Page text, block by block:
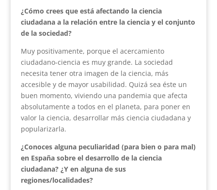
¿Cómo crees que está afectando la ciencia
ciudadana a la relación entre la ciencia y el conjunto
de la sociedad?
Muy positivamente, porque el acercamiento
ciudadano-ciencia es muy grande. La sociedad
necesita tener otra imagen de la ciencia, más
accesible y de mayor usabilidad. Quizá sea éste un
buen momento, viviendo una pandemia que afecta
absolutamente a todos en el planeta, para poner en
valor la ciencia, desarrollar más ciencia ciudadana y
popularizarla.
¿Conoces alguna peculiaridad (para bien o para mal)
en España sobre el desarrollo de la ciencia
ciudadana? ¿Y en alguna de sus
regiones/localidades?